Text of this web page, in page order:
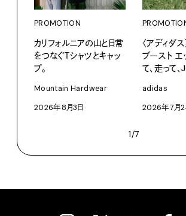
PROMOTION
カリフォルニアの山と日常
をつなぐＴシャツとキャッ
プ。
Mountain Hardwear
2026年8月3日
〈アディダ
ブースト エ
て、走って、
adidas
2026年7月
1/7